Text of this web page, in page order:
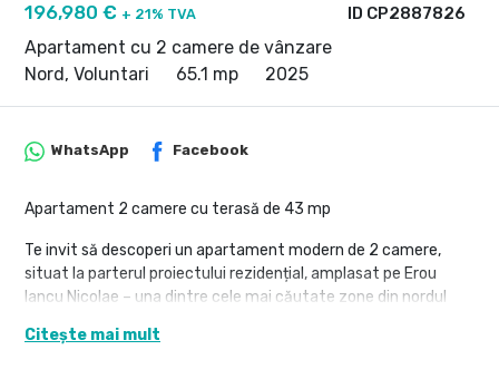
ID CP2887826
196,980 € + 21% TVA
Apartament cu 2 camere de vânzare
Nord, Voluntari
65.1 mp 2025
WhatsApp Facebook
Apartament 2 camere cu terasă de 43 mp
Te invit să descoperi un apartament modern de 2 camere,
situat la parterul proiectului rezidențial, amplasat pe Erou
Iancu Nicolae – una dintre cele mai căutate zone din nordul
Cu o terasă de 43,1 mp, proprietatea oferă un echilibru ideal
Citește mai mult